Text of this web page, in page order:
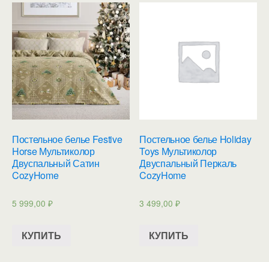
Постельное белье Festive
Horse Мультиколор
Двуспальный Сатин
CozyHome
5 999,00 ₽
КУПИТЬ
Постельное белье Holiday
Toys Мультиколор
Двуспальный Перкаль
CozyHome
3 499,00₽
КУПИТЬ